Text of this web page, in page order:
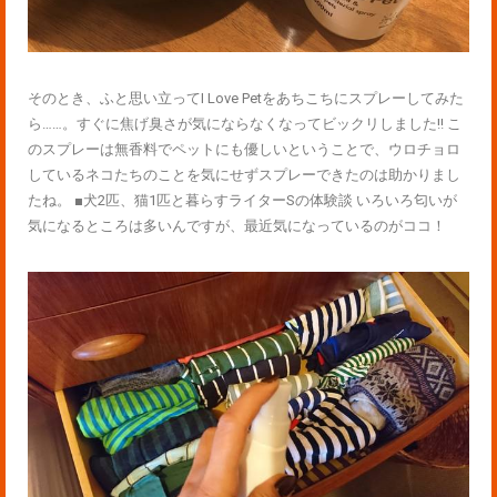
そのとき、ふと思い立ってI Love Petをあちこちにスプレーしてみた
ら……。すぐに焦げ臭さが気にならなくなってビックリしました!! こ
のスプレーは無香料でペットにも優しいということで、ウロチョロ
しているネコたちのことを気にせずスプレーできたのは助かりまし
たね。 ■犬2匹、猫1匹と暮らすライターSの体験談 いろいろ匂いが
気になるところは多いんですが、最近気になっているのがココ！